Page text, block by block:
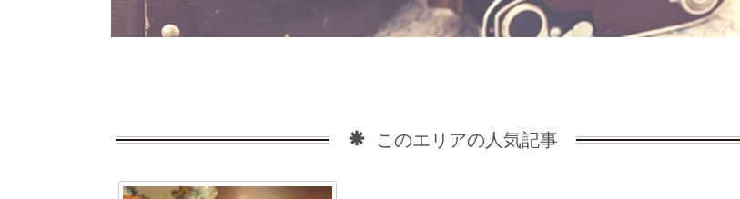
このエリアの人気記事